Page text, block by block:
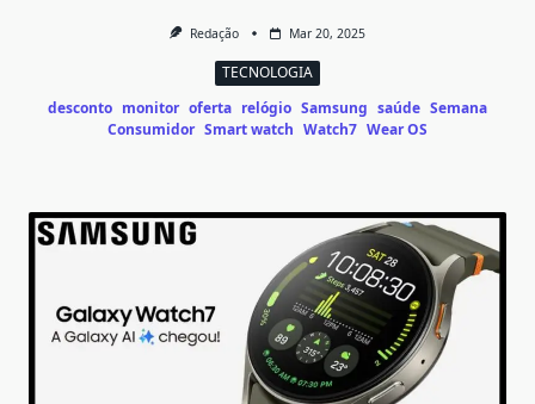
Redação Mar 20, 2025
TECNOLOGIA
desconto monitor oferta relógio Samsung saúde Semana
Consumidor Smart watch Watch7 Wear OS